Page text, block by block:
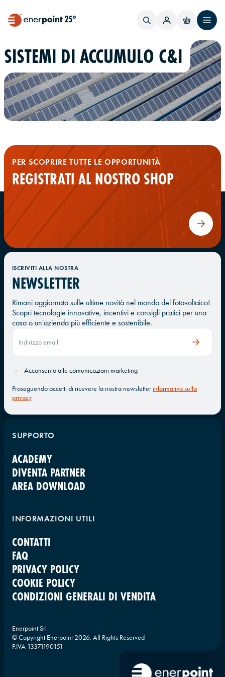
SISTEMI DI ACCUMULO C&I
PER SCOPRIRE TUTTE LE OPPORTUNITÀ
REGISTRATI AL NOSTRO SHOP
ISCRIVITI ALLA NOSTRA
NEWSLETTER
Rimani aggiornato sulle ultime novità nel mondo del fotovoltaico!
Scopri tecnologie innovative, incentivi e consigli pratici per una
casa o un'azienda più efficiente e sostenibile.
Acconsento alle comunicazioni marketing
Proseguendo accetti di ricevere la nostra newsletterinformativa sulla
privacy
SUPPORTO
ACADEMY
DIVENTA PARTNER
AREA DOWNLOAD
INFORMAZIONI UTILI
CONTATTI
FAQ
PRIVACY POLICY
COOKIE POLICY
CONDIZIONI GENERALI DI VENDITA
Enerpoint Srl
© Copyright Enerpoint 2026. All Rights Reserved
P.IVA 13371190151